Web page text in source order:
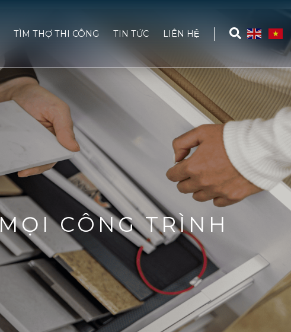
TÌM THỢ THI CÔNG TIN TỨC LIÊN HỆ
CÔNG TRÌNH